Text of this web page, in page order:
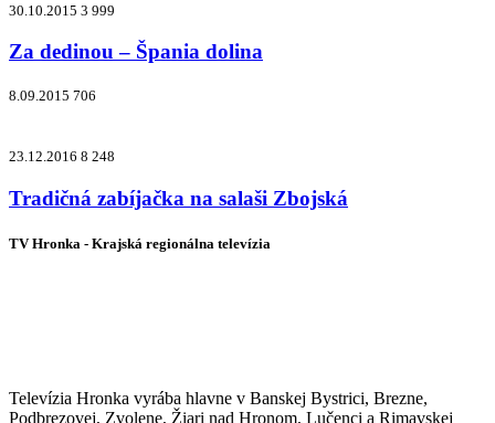
30.10.2015 3 999
Za dedinou – Špania dolina
8.09.2015 706
23.12.2016 8 248
Tradičná zabíjačka na salaši Zbojská
TV Hronka - Krajská regionálna televízia
Televízia Hronka vyrába hlavne v Banskej Bystrici, Brezne,
Podbrezovej, Zvolene, Žiari nad Hronom, Lučenci a Rimavskej